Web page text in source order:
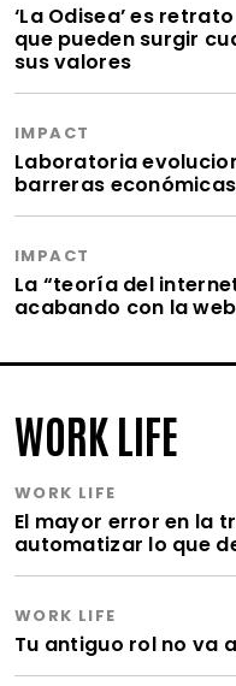
‘La Odisea’ es
que pueden surgir
sus valores
IMPACT
Laboratoria
barreras
IMPACT
La “teoría del
acabando con la
WORK LIFE
WORK LIFE
El mayor error en la
automatizar lo que
WORK LIFE
Tu antiguo rol no va